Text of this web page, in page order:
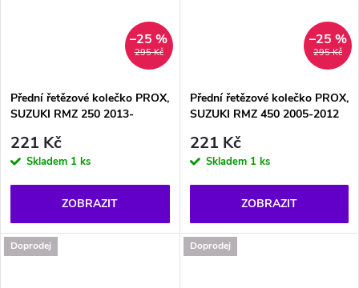
295 Kč
–25 %
Přední řetězové kolečko PROX,
SUZUKI RMZ 250 2013-
221 Kč
Skladem 1 ks
ZOBRAZIT
295 Kč
–25 %
Přední řetězové kolečko PROX,
SUZUKI RMZ 450 2005-2012
221 Kč
Skladem 1 ks
ZOBRAZIT
Doprodej Doprodej